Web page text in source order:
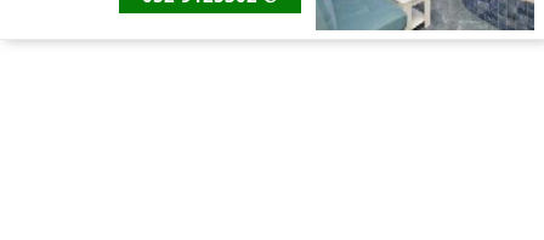
חדרים לפי שעה באזור ירושלים